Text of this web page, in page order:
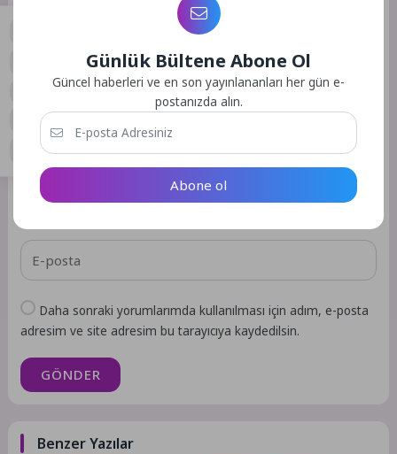
E-posta adresiniz yayınlanmayacak.
Daha sonraki yorumlarımda kullanılması için adım, e-posta
adresim ve site adresim bu tarayıcıya kaydedilsin.
GÖNDER
Benzer Yazılar
Günlük Bültene Abone Ol
Güncel haberleri ve en son yayınlananları her gün e-
postanızda alın.
Abone ol